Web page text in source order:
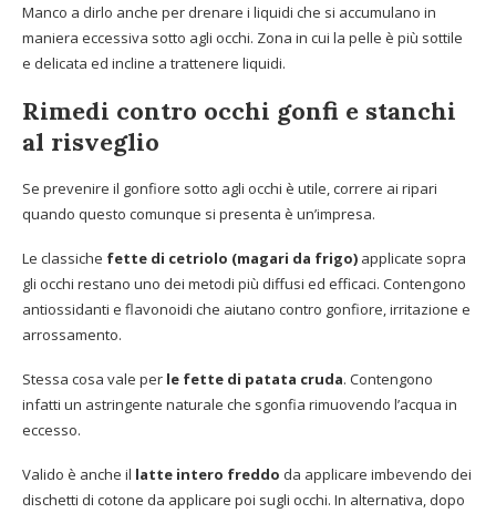
Manco a dirlo anche per drenare i liquidi che si accumulano in
maniera eccessiva sotto agli occhi. Zona in cui la pelle è più sottile
e delicata ed incline a trattenere liquidi.
Rimedi contro occhi gonfi e stanchi
al risveglio
Se prevenire il gonfiore sotto agli occhi è utile, correre ai ripari
quando questo comunque si presenta è un’impresa.
Le classiche fette di cetriolo (magari da frigo) applicate sopra
gli occhi restano uno dei metodi più diffusi ed efficaci. Contengono
antiossidanti e flavonoidi che aiutano contro gonfiore, irritazione e
arrossamento.
Stessa cosa vale per le fette di patata cruda. Contengono
infatti un astringente naturale che sgonfia rimuovendo l’acqua in
eccesso.
Valido è anche il latte intero freddo da applicare imbevendo dei
dischetti di cotone da applicare poi sugli occhi. In alternativa, dopo